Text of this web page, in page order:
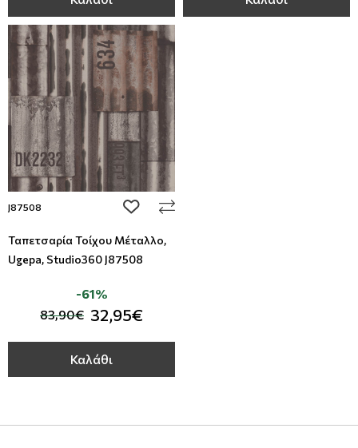
J87508 add to wishlist
Ταπετσαρία Τοίχου Μέταλλο,
Ugepa, Studio360 J87508
83,90€ 32,95€
-61%
Καλάθι